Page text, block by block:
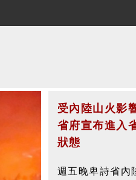
受內陸山火影
省府宣布進入
狀態
週五晚卑詩省內
素里週五晚發
一名受害者受
一名受害者受輕